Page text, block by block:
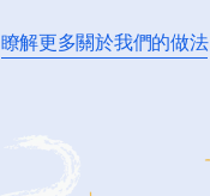
瞭解更多關於我們的做法